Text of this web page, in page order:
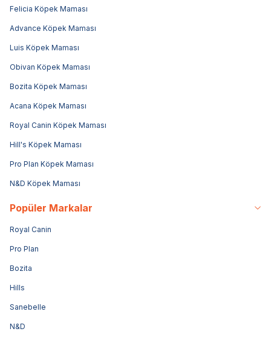
Felicia Köpek Maması
Advance Köpek Maması
Luis Köpek Maması
Obivan Köpek Maması
Bozita Köpek Maması
Acana Köpek Maması
Royal Canin Köpek Maması
Hill's Köpek Maması
Pro Plan Köpek Maması
N&D Köpek Maması
Popüler Markalar
Royal Canin
Pro Plan
Bozita
Hills
Sanebelle
N&D